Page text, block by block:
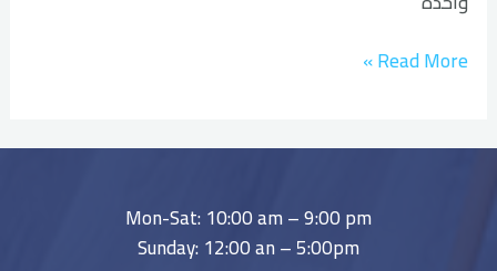
Read More »
Mon-Sat: 10:00 am – 9:00 pm
Sunday: 12:00 an – 5:00pm